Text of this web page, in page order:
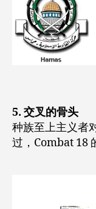
5. 交叉的骨头
种族至上主义者
过，Combat 18